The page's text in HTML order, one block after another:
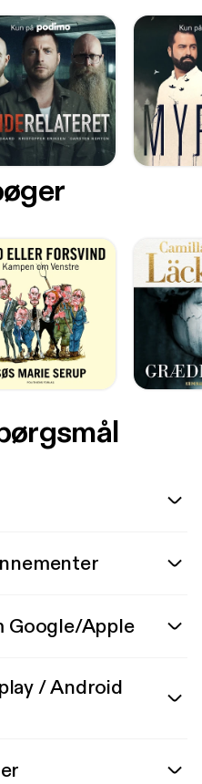
Google/Apple
/ Android